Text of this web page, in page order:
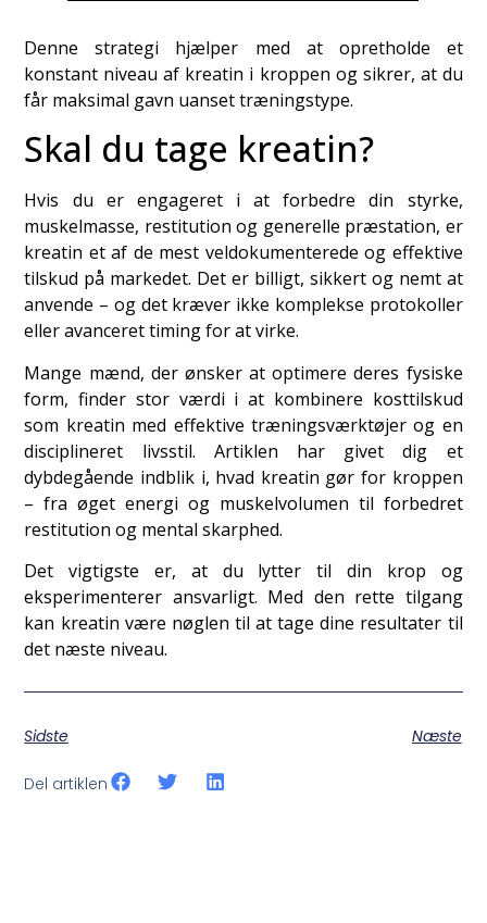
Denne strategi hjælper med at opretholde et
konstant niveau af kreatin i kroppen og sikrer, at du
får maksimal gavn uanset træningstype.
Skal du tage kreatin?
Hvis du er engageret i at forbedre din styrke,
muskelmasse, restitution og generelle præstation, er
kreatin et af de mest veldokumenterede og effektive
tilskud på markedet. Det er billigt, sikkert og nemt at
anvende – og det kræver ikke komplekse protokoller
eller avanceret timing for at virke.
Mange mænd, der ønsker at optimere deres fysiske
form, finder stor værdi i at kombinere kosttilskud
som kreatin med effektive træningsværktøjer og en
disciplineret livsstil. Artiklen har givet dig et
dybdegående indblik i, hvad kreatin gør for kroppen
– fra øget energi og muskelvolumen til forbedret
restitution og mental skarphed.
Det vigtigste er, at du lytter til din krop og
eksperimenterer ansvarligt. Med den rette tilgang
kan kreatin være nøglen til at tage dine resultater til
det næste niveau.
Sidste Næste
Del artiklen